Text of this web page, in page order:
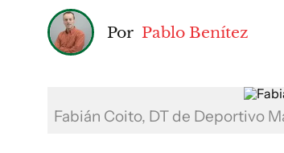
Por Pablo Benítez
Fabián Coito, DT de Deportivo